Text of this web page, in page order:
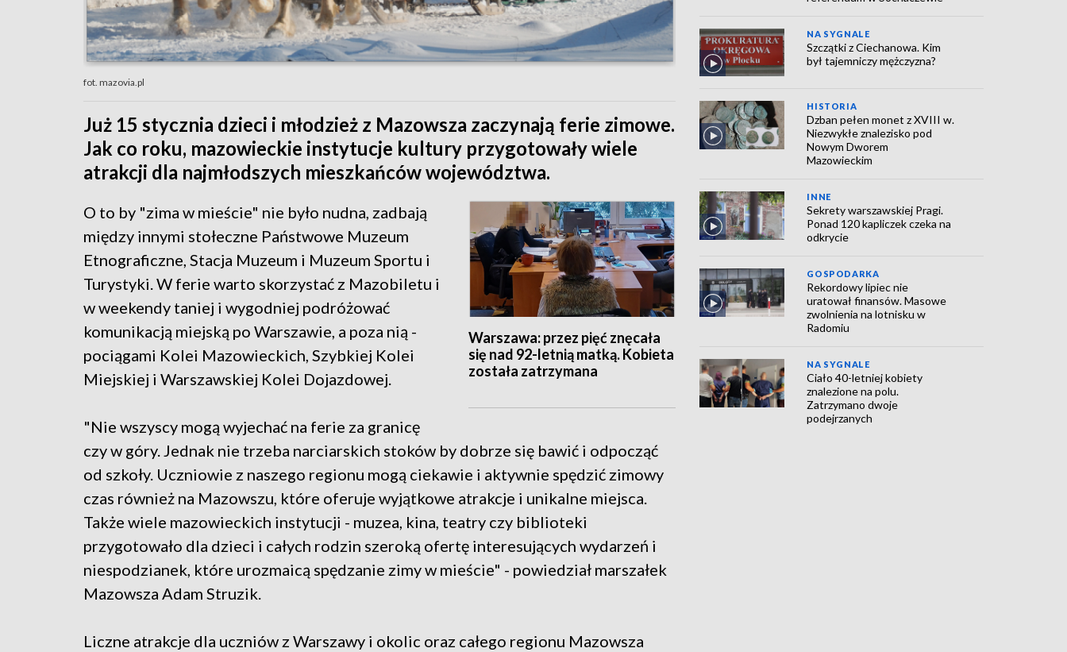
fot. mazovia.pl
Już 15 stycznia dzieci i młodzież z Mazowsza zaczynają ferie zimowe.
Jak co roku, mazowieckie instytucje kultury przygotowały wiele
atrakcji dla najmłodszych mieszkańców województwa.
Warszawa: przez pięć znęcała
się nad 92-letnią matką. Kobieta
została zatrzymana
O to by "zima w mieście" nie było nudna, zadbają
między innymi stołeczne Państwowe Muzeum
Etnograficzne, Stacja Muzeum i Muzeum Sportu i
Turystyki. W ferie warto skorzystać z Mazobiletu i
w weekendy taniej i wygodniej podróżować
komunikacją miejską po Warszawie, a poza nią -
pociągami Kolei Mazowieckich, Szybkiej Kolei
Miejskiej i Warszawskiej Kolei Dojazdowej.
"Nie wszyscy mogą wyjechać na ferie za granicę
czy w góry. Jednak nie trzeba narciarskich stoków by dobrze się bawić i odpocząć
od szkoły. Uczniowie z naszego regionu mogą ciekawie i aktywnie spędzić zimowy
czas również na Mazowszu, które oferuje wyjątkowe atrakcje i unikalne miejsca.
Także wiele mazowieckich instytucji - muzea, kina, teatry czy biblioteki
przygotowało dla dzieci i całych rodzin szeroką ofertę interesujących wydarzeń i
niespodzianek, które urozmaicą spędzanie zimy w mieście" - powiedział marszałek
Mazowsza Adam Struzik.
Liczne atrakcje dla uczniów z Warszawy i okolic oraz całego regionu Mazowsza
NA SYGNALE
Szczątki z Ciechanowa. Kim
był tajemniczy mężczyzna?
HISTORIA
Dzban pełen monet z XVIII w.
Niezwykłe znalezisko pod
Nowym Dworem
Mazowieckim
INNE
Sekrety warszawskiej Pragi.
Ponad 120 kapliczek czeka na
odkrycie
GOSPODARKA
Rekordowy lipiec nie
uratował finansów. Masowe
zwolnienia na lotnisku w
Radomiu
NA SYGNALE
Ciało 40-letniej kobiety
znalezione na polu.
Zatrzymano dwoje
podejrzanych